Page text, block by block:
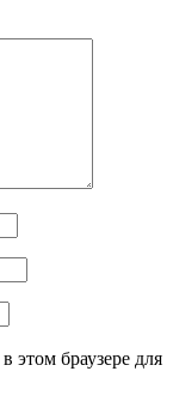
этом браузере для